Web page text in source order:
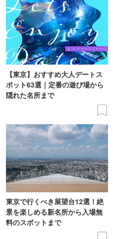
【東京】おすすめ大人デートス
ポット63選｜定番の遊び場から
隠れた名所まで
東京で行くべき展望台12選！絶
景を楽しめる新名所から入場無
料のスポットまで